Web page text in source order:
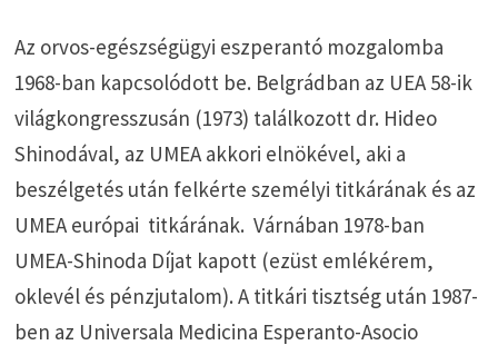
Az orvos-egészségügyi eszperantó mozgalomba
1968-ban kapcsolódott be. Belgrádban az UEA 58-ik
világkongresszusán (1973) találkozott dr. Hideo
Shinodával, az UMEA akkori elnökével, aki a
beszélgetés után felkérte személyi titkárának és az
UMEA európai titkárának. Várnában 1978-ban
UMEA-Shinoda Díjat kapott (ezüst emlékérem,
oklevél és pénzjutalom). A titkári tisztség után 1987-
ben az Universala Medicina Esperanto-Asocio